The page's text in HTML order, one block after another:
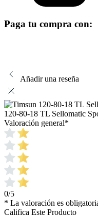
Paga tu compra con:
Añadir una reseña
120-80-18 TL Sellomatic
Valoración general*
0/5
* La valoración es
Califica Este Producto